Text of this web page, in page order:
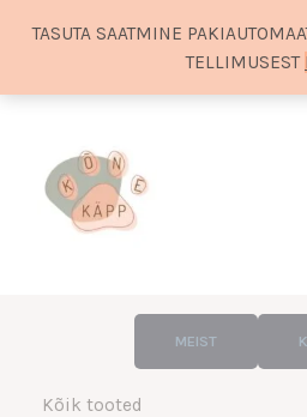
TASUTA SAATMINE
TELLIMUSEST
content
MEIST
Kõik tooted